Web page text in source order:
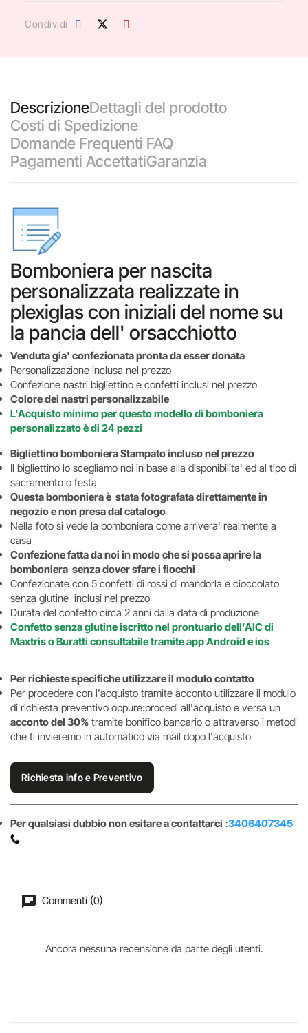
Condividi
DescrizioneDettagli del prodotto
Costi di Spedizione
Domande Frequenti FAQ
Pagamenti AccettatiGaranzia
Bomboniera per nascita
personalizzata realizzate in
plexiglas con iniziali del nome su
la pancia dell' orsacchiotto
Venduta gia' confezionata pronta da esser donata
Personalizzazione inclusa nel prezzo
Confezione nastri bigliettino e confetti inclusi nel prezzo
Colore dei nastri personalizzabile
L'Acquisto minimo per questo modello di bomboniera
personalizzato è di 24 pezzi
Bigliettino bomboniera Stampato incluso nel prezzo
Il bigliettino lo scegliamo noi in base alla disponibilita' ed al tipo di
sacramento o festa
Questa bomboniera è stata fotografata direttamente in
negozio e non presa dal catalogo
Nella foto si vede la bomboniera come arrivera' realmente a
casa
Confezione fatta da noi in modo che si possa aprire la
bomboniera senza dover sfare i fiocchi
Confezionate con 5 confetti di rossi di mandorla e cioccolato
senza glutine inclusi nel prezzo
Durata del confetto circa 2 anni dalla data di produzione
Confetto senza glutine iscritto nel prontuario dell'AIC di
Maxtris o Buratti consultabile tramite app Android e ios
Per richieste specifiche utilizzare il modulo contatto
Per procedere con l'acquisto tramite acconto utilizzare il modulo
di richiesta preventivo oppure:procedi all'acquisto e versa un
acconto del 30% tramite bonifico bancario o attraverso i metodi
che ti invieremo in automatico via mail dopo l'acquisto
Richiesta info e Preventivo
Per qualsiasi dubbio non esitare a contattarci :3406407345
Commenti (0)
Ancora nessuna recensione da parte degli utenti.